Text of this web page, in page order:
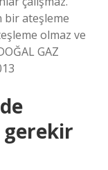
bir ateşleme
olmaz ve
GAZ